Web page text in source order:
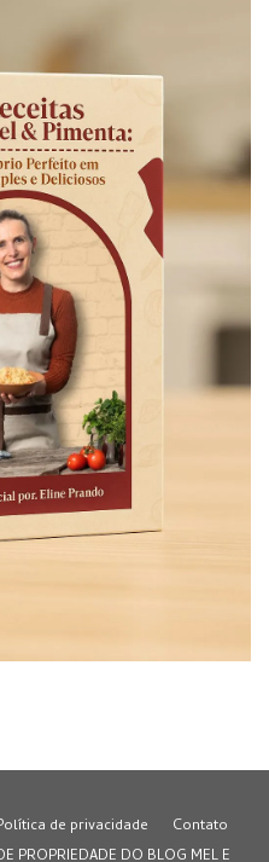
de privacidade
Contato
PROPRIEDADE DO BLOG MEL E